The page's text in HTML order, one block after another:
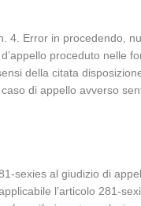
4. Error in procedendo,
proceduto nelle
della citata
di appello avverso
sexies al giudizio di
l’articolo 281-